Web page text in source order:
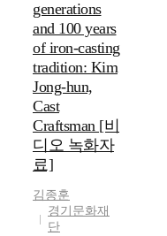
generations
and 100 years
of iron-casting
tradition: Kim
Jong-hun,
Cast
Craftsman [비
디오 녹화자
료]
김종훈
경기문화재
단